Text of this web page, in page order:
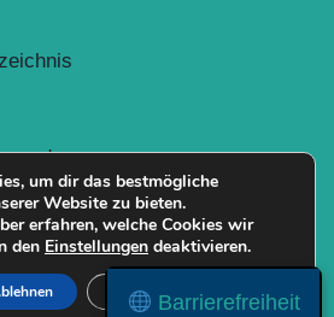
NR-Webservices.de
Barrierefreiheit
um dir das bestmögliche
Website zu bieten.
erfahren, welche Cookies wir
den Einstellungen deaktivieren.
Einstellungen